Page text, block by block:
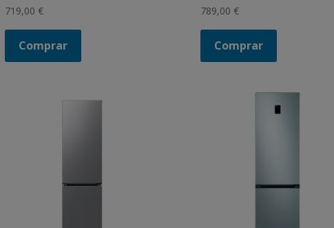
719,00 €
Comprar
789,00 €
Comprar